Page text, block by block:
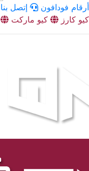
أرقام فودافون
إتصل بنا
كيو كارز
كيو ماركت